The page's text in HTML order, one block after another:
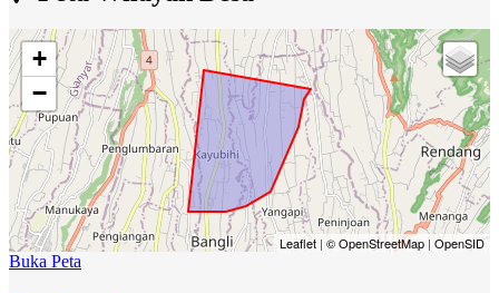
+
−
Leaflet | © OpenStreetMap | OpenSID
Buka Peta